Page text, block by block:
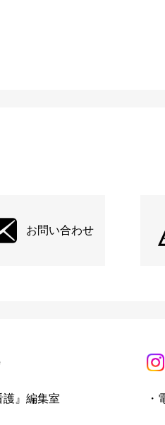
お問い合わせ
護』編集室 ・